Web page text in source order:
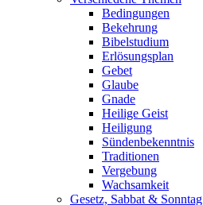
Bedingungen
Bekehrung
Bibelstudium
Erlösungsplan
Gebet
Glaube
Gnade
Heilige Geist
Heiligung
Sündenbekenntnis
Traditionen
Vergebung
Wachsamkeit
Gesetz, Sabbat & Sonntag